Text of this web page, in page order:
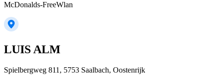
McDonalds-FreeWlan
LUIS ALM
Spielbergweg 811, 5753 Saalbach, Oostenrijk